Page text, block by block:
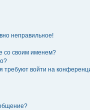
неправильное!
со своим именем?
требуют войти на